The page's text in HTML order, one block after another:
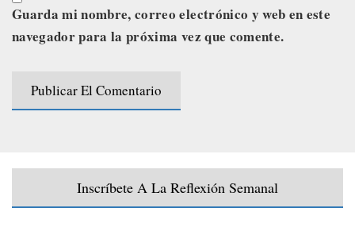
Guarda mi nombre, correo electrónico y web en este
navegador para la próxima vez que comente.
Inscríbete A La Reflexión Semanal